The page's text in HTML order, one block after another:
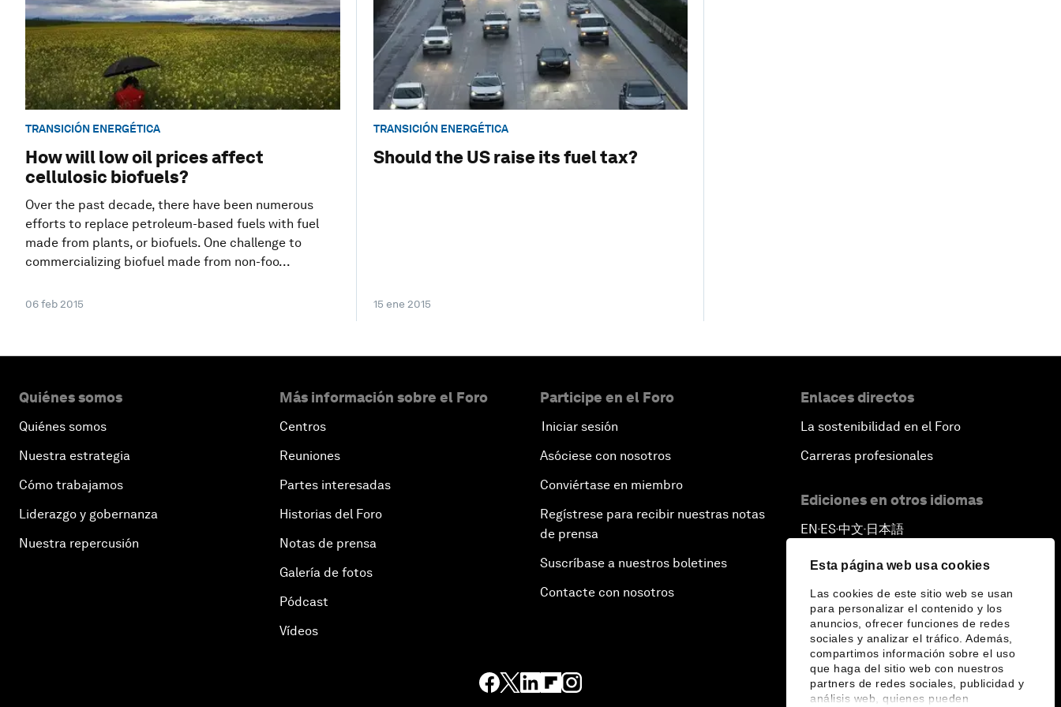
Esta página web usa cookies
Las cookies de este sitio web se usan
para personalizar el contenido y los
anuncios, ofrecer funciones de redes
sociales y analizar el tráfico. Además,
compartimos información sobre el uso
que haga del sitio web con nuestros
partners de redes sociales, publicidad y
análisis web, quienes pueden
TRANSICIÓN ENERGÉTICA
How will low oil prices affect
cellulosic biofuels?
Over the past decade, there have been numerous
efforts to replace petroleum-based fuels with fuel
made from plants, or biofuels. One challenge to
commercializing biofuel made from non-foo...
06 feb 2015
TRANSICIÓN ENERGÉTICA
Should the US raise its fuel tax?
15 ene 2015
Quiénes somos
Quiénes somos
Nuestra estrategia
Cómo trabajamos
Liderazgo y gobernanza
Nuestra repercusión
Más información sobre el Foro
Centros
Reuniones
Partes interesadas
Historias del Foro
Notas de prensa
Galería de fotos
Pódcast
Vídeos
Participe en el Foro
Iniciar sesión
Asóciese con nosotros
Conviértase en miembro
Regístrese para recibir nuestras notas
de prensa
Suscríbase a nuestros boletines
Contacte con nosotros
Enlaces directos
La sostenibilidad en el Foro
Carreras profesionales
Ediciones en otros idiomas
EN ▪ ES▪中文▪ 日本語